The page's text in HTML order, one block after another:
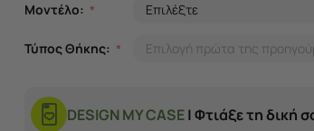
Μοντέλο:
Τύπος Θήκης:
DESIGN MY CASE| Φτιάξε τη δική